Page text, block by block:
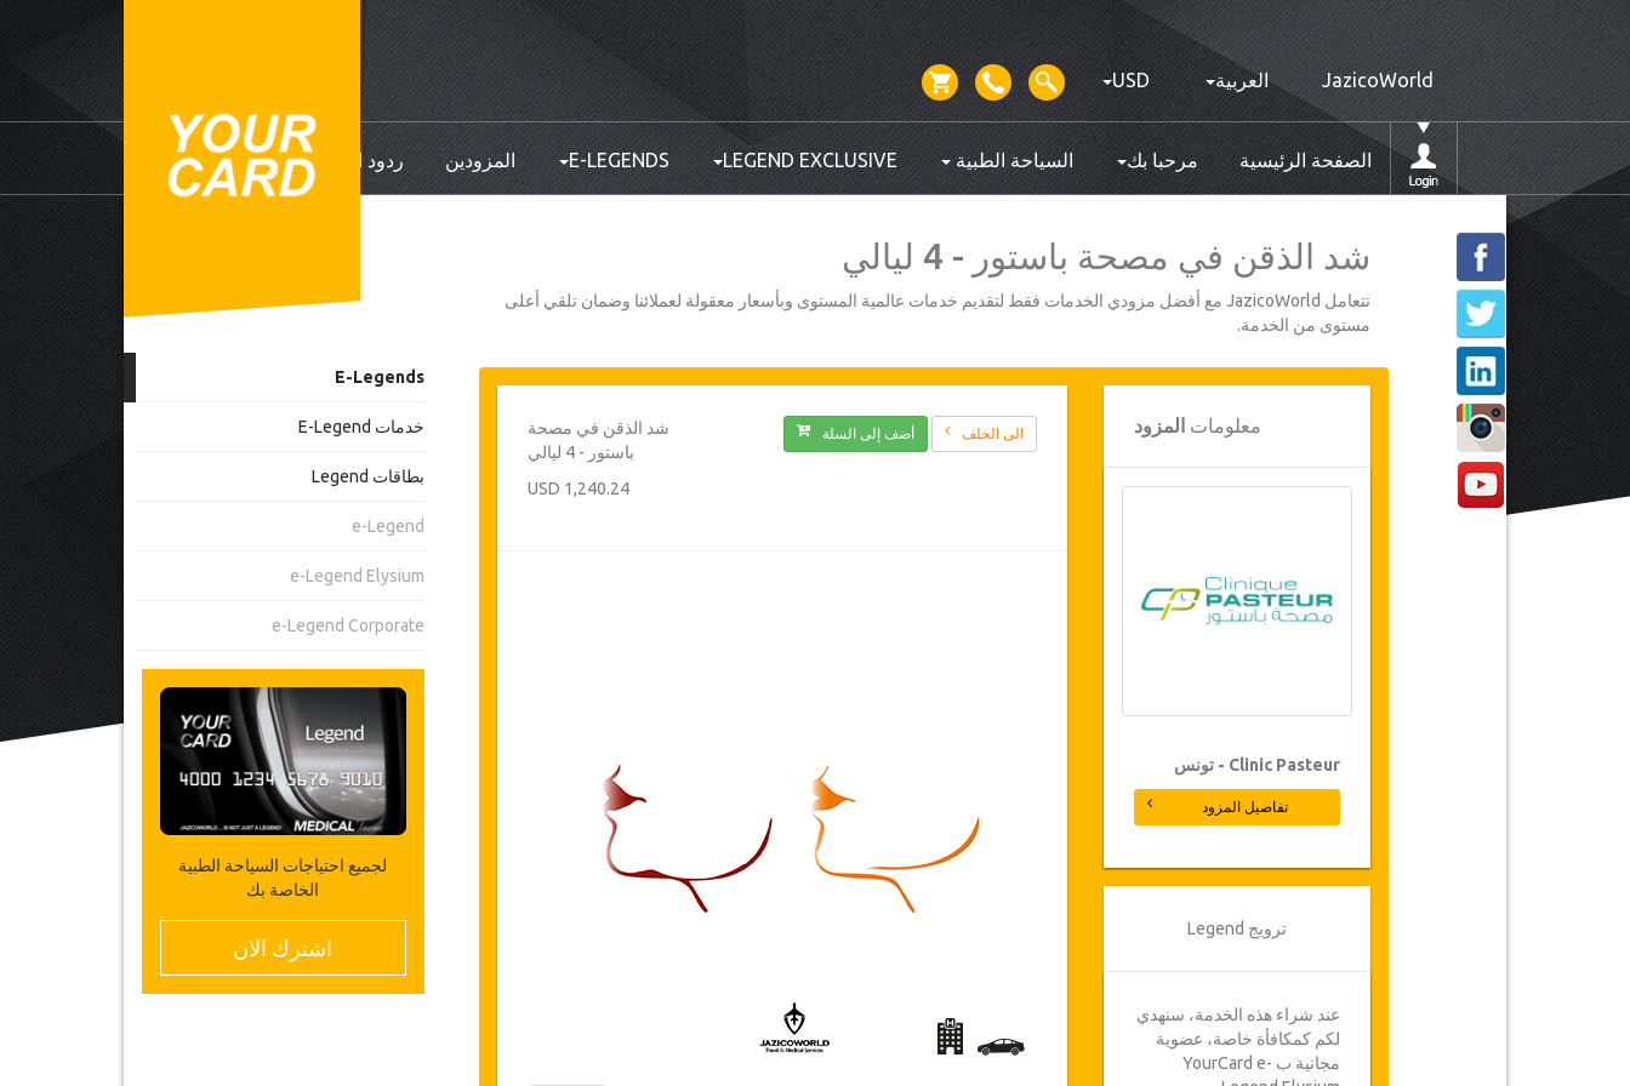
JazicoWorld العربية USD
الصفحة الرئيسية مرحبا بك السياحة الطبية LEGEND EXCLUSIVE
E-LEGENDS المزودين ردود الفعل
E-Legends
خدمات E-Legend
بطاقات Legend
e-Legend
e-Legend Elysium
e-Legend Corporate
لجميع احتياجات السياحة الطبية
الخاصة بك
اشترك الان
شد الذقن في مصحة باستور - 4 ليالي
تتعامل JazicoWorld مع أفضل مزودي الخدمات فقط لتقديم خدمات عالمية المستوى وبأسعار معقولة لعملائنا وضمان تلقي أعلى
مستوى من الخدمة.
شد الذقن في مصحة
باستور - 4 ليالي
1,240.24 USD
الى الخلف أضف إلى السلة معلومات المزود
Clinic Pasteur - تونس
تفاصيل المزود
ترويج Legend
عند شراء هذه الخدمة، سنهدي
لكم كمكافأة خاصة، عضوية
مجانية ب YourCard e-